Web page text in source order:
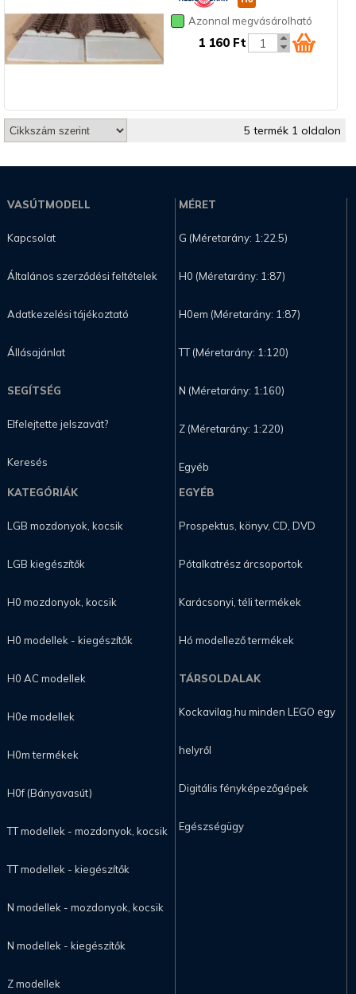
Azonnal megvásárolható
1 160 Ft
5 termék 1 oldalon
VASÚTMODELL
Kapcsolat
Általános szerződési feltételek
Adatkezelési tájékoztató
Állásajánlat
SEGÍTSÉG
Elfelejtette jelszavát?
Keresés
MÉRET
G (Méretarány: 1:22.5)
H0 (Méretarány: 1:87)
H0em (Méretarány: 1:87)
TT (Méretarány: 1:120)
N (Méretarány: 1:160)
Z (Méretarány: 1:220)
Egyéb
KATEGÓRIÁK
LGB mozdonyok, kocsik
LGB kiegészítők
H0 mozdonyok, kocsik
H0 modellek - kiegészítők
H0 AC modellek
H0e modellek
H0m termékek
H0f (Bányavasút)
TT modellek - mozdonyok, kocsik
TT modellek - kiegészítők
N modellek - mozdonyok, kocsik
N modellek - kiegészítők
Z modellek
EGYÉB
Prospektus, könyv, CD, DVD
Pótalkatrész árcsoportok
Karácsonyi, téli termékek
Hó modellező termékek
TÁRSOLDALAK
Kockavilag.hu minden LEGO egy
helyről
Digitális fényképezőgépek
Egészségügy